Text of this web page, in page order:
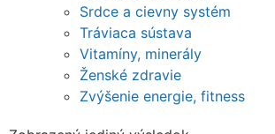
Srdce a cievny systém
Tráviaca sústava
Vitamíny, minerály
Ženské zdravie
Zvýšenie energie, fitness